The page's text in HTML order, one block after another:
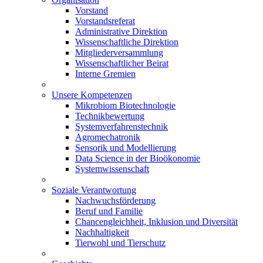
Vorstand
Vorstandsreferat
Administrative Direktion
Wissenschaftliche Direktion
Mitgliederversammlung
Wissenschaftlicher Beirat
Interne Gremien
Unsere Kompetenzen
Mikrobiom Biotechnologie
Technikbewertung
Systemverfahrenstechnik
Agromechatronik
Sensorik und Modellierung
Data Science in der Bioökonomie
Systemwissenschaft
Soziale Verantwortung
Nachwuchsförderung
Beruf und Familie
Chancengleichheit, Inklusion und Diversität
Nachhaltigkeit
Tierwohl und Tierschutz